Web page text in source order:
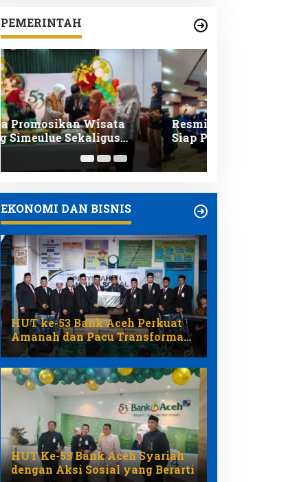
PEMERINTAH
Resmi Dilantik 228 PNS Baru
Siap Perkuat Lini Pelayanan
Publik Pemerintah Aceh
EKONOMI DAN BISNIS
HUT ke-53 Bank Aceh Perkuat
Amanah dan Pacu Transformasi
Ekonomi Syariah Aceh
HUT Ke-53 Bank Aceh Syariah
dengan Aksi Sosial yang Berarti